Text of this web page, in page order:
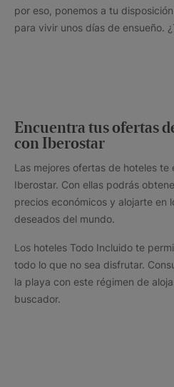
por eso, ponemos a tu
para vivir unos días de ensueño.
Encuentra tus ofertas
con Iberostar
Las mejores ofertas de hoteles te
Iberostar. Con ellas podrás
precios económicos y alojarte en
deseados del mundo.
Los hoteles Todo Incluido te
todo lo que no sea disfrutar.
la playa con este régimen de
buscador.